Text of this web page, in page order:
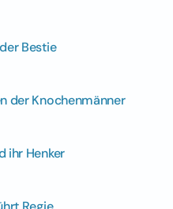
Bestie
der Knochenmänner
ihr Henker